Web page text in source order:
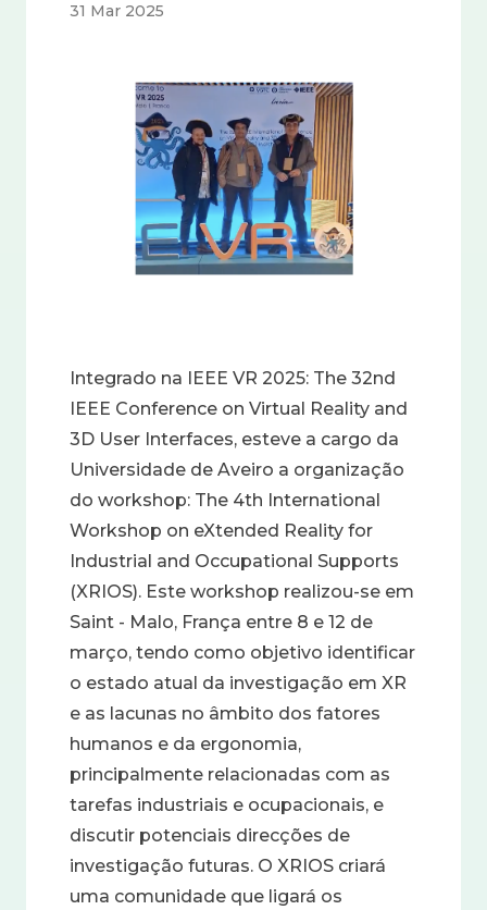
31 Mar 2025
Integrado na IEEE VR 2025: The 32nd
IEEE Conference on Virtual Reality and
3D User Interfaces, esteve a cargo da
Universidade de Aveiro a organização
do workshop: The 4th International
Workshop on eXtended Reality for
Industrial and Occupational Supports
(XRIOS). Este workshop realizou-se em
Saint - Malo, França entre 8 e 12 de
março, tendo como objetivo identificar
o estado atual da investigação em XR
e as lacunas no âmbito dos fatores
humanos e da ergonomia,
principalmente relacionadas com as
tarefas industriais e ocupacionais, e
discutir potenciais direcções de
investigação futuras. O XRIOS criará
uma comunidade que ligará os